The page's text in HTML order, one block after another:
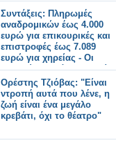
Συντάξεις: Πληρωμές
αναδρομικών έως 4.000
ευρώ για επικουρικές και
επιστροφές έως 7.089
ευρώ για χηρείας - Οι
δικαιούχοι ανά κατηγορία.
Ορέστης Τζιόβας: "Είναι
ντροπή αυτά που λένε, η
ζωή είναι ένα μεγάλο
κρεβάτι, όχι το θέατρο"